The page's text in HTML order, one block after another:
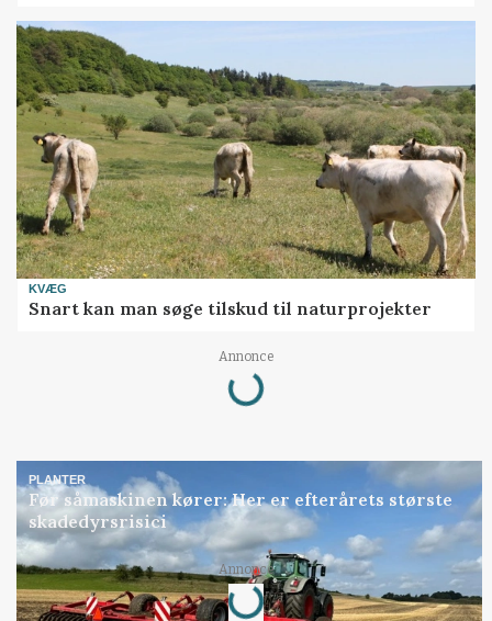
KVÆG
Snart kan man søge tilskud til naturprojekter
Annonce
Loading...
PLANTER
Før såmaskinen kører: Her er efterårets største
skadedyrsrisici
Annonce
Loading...